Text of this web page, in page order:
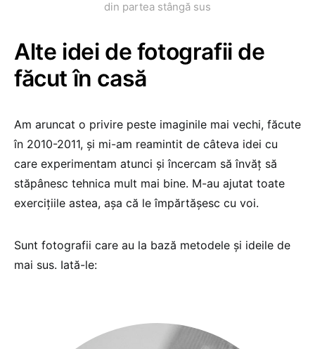
din partea stângă sus
Alte idei de fotografii de
făcut în casă
Am aruncat o privire peste imaginile mai vechi, făcute
în 2010-2011, și mi-am reamintit de câteva idei cu
care experimentam atunci și încercam să învăț să
stăpânesc tehnica mult mai bine. M-au ajutat toate
exercițiile astea, așa că le împărtășesc cu voi.
Sunt fotografii care au la bază metodele și ideile de
mai sus. Iată-le: